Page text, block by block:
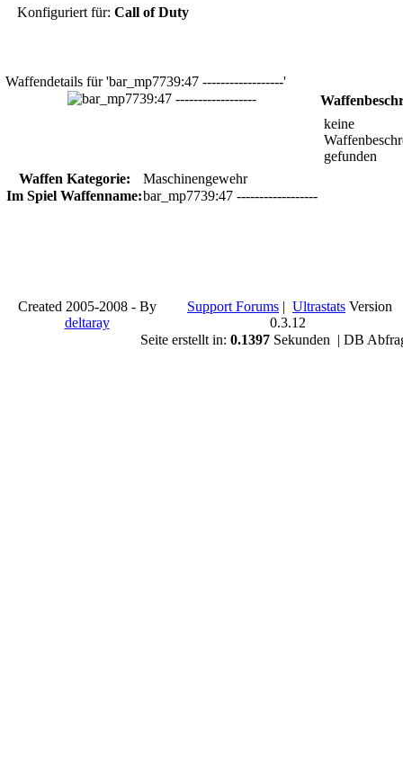
Konfiguriert für: Call of Duty
Waffendetails für 'bar_mp7739:47 ------------------'
keine
gefunden
Waffen Kategorie:
Maschinengewehr
Im Spiel Waffenname:bar_mp7739:47 ------------------
Created 2005-2008 - By
deltaray
Support Forums | Ultrastats Version
0.3.12
Seite erstellt in: 0.1397Sekunden | DB